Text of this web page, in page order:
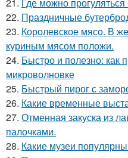
21. Где можно
22. Праздничные
23. Королевское мясо. В
куриным мясом положи.
24. Быстро и полезно: как
микроволновке
25. Быстрый пирог с
26. Какие временные
27. Отменная закуска из
палочками.
28. Какие музеи